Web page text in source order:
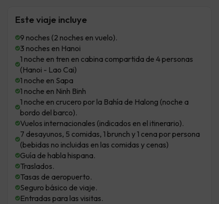
Este viaje incluye
9 noches (2 noches en vuelo).
3 noches en Hanoi
1 noche en tren en cabina compartida de 4 personas
(Hanoi - Lao Cai)
1 noche en Sapa
1 noche en Ninh Binh
1 noche en crucero por la Bahía de Halong (noche a
bordo del barco).
Vuelos internacionales (indicados en el itinerario).
7 desayunos, 5 comidas, 1 brunch y 1 cena por persona
(bebidas no incluidas en las comidas y cenas)
Guía de habla hispana.
Traslados.
Tasas de aeropuerto.
Seguro básico de viaje.
Entradas para las visitas.